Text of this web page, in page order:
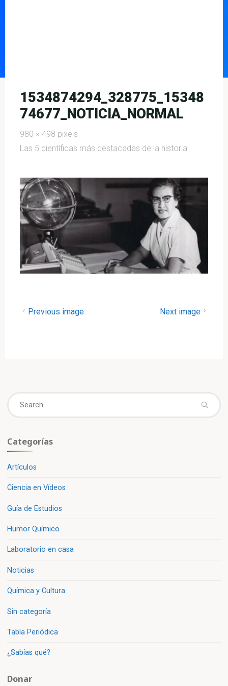
1534874294_328775_15348
74677_NOTICIA_NORMAL
Full
size
980 × 498 pixels
Las 5 científicas más destacadas de la historia
Previous image Next image
Categorías
Artículos
Ciencia en Vídeos
Guía de Estudios
Humor Químico
Laboratorio en casa
Noticias
Química y Cultura
Sin categoría
Tabla Periódica
¿Sabías qué?
Donar